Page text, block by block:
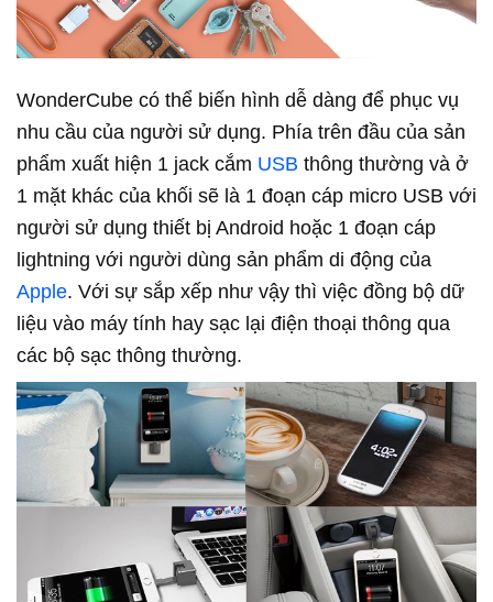
WonderCube có thể biến hình dễ dàng để phục vụ
nhu cầu của người sử dụng. Phía trên đầu của sản
phẩm xuất hiện 1 jack cắm USB thông thường và ở
1 mặt khác của khối sẽ là 1 đoạn cáp micro USB với
người sử dụng thiết bị Android hoặc 1 đoạn cáp
lightning với người dùng sản phẩm di động của
Apple. Với sự sắp xếp như vậy thì việc đồng bộ dữ
liệu vào máy tính hay sạc lại điện thoại thông qua
các bộ sạc thông thường.